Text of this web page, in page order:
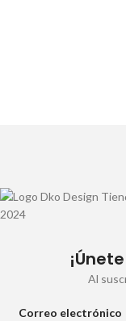
Al
Correo electrónico